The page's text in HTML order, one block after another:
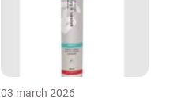
03 march 2026